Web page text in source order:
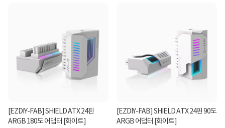
[EZDIY-FAB] SHIELD ATX 24핀
ARGB 180도 어댑터 [화이트]
[EZDIY-FAB] SHIELD ATX 24핀 90도
ARGB 어댑터 [화이트]